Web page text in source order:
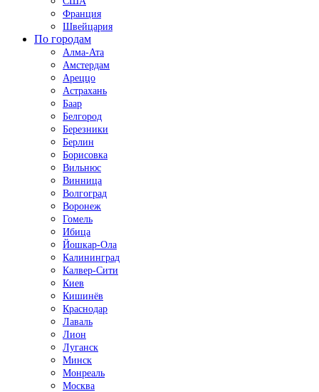
Франция
Швейцария
По городам
Алма-Ата
Амстердам
Ареццо
Астрахань
Баар
Белгород
Березники
Берлин
Борисовка
Вильнюс
Винница
Волгоград
Воронеж
Гомель
Ибица
Йошкар-Ола
Калининград
Калвер-Сити
Киев
Кишинёв
Краснодар
Лаваль
Лион
Луганск
Минск
Монреаль
Москва